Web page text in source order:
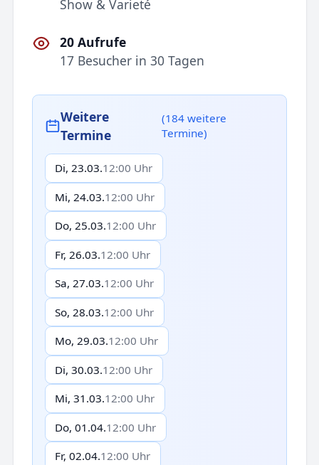
Show & Varieté
20 Aufrufe
17 Besucher in 30 Tagen
Weitere
Termine
(184 weitere
Termine)
Di, 23.03.12:00 Uhr
Mi, 24.03.12:00 Uhr
Do, 25.03.12:00 Uhr
Fr, 26.03.12:00 Uhr
Sa, 27.03.12:00 Uhr
So, 28.03.12:00 Uhr
Mo, 29.03.12:00 Uhr
Di, 30.03.12:00 Uhr
Mi, 31.03.12:00 Uhr
Do, 01.04.12:00 Uhr
Fr, 02.04.12:00 Uhr